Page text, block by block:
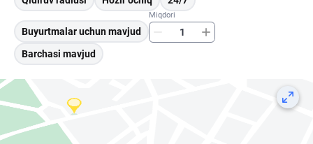
Buyurtmalar uchun mavjud
Miqdori
Barchasi mavjud